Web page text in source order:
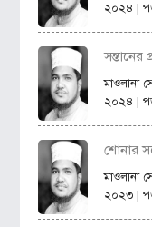
২০২৪ |
মাওলানা
২০২৪ |
শোনার
মাওলানা
২০২৩ |